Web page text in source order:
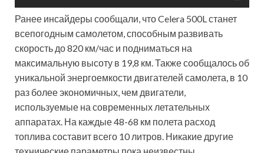
Ранее инсайдеры сообщали, что Celera 500L станет
всепогодным самолетом, способным развивать
скорость до 820 км/час и подниматься на
максимальную высоту в 19,8 км. Также сообщалось об
уникальной энергоемкости двигателей самолета, в 10
раз более экономичных, чем двигатели,
используемые на современных летательных
аппаратах. На каждые 48-68 км полета расход
топлива составит всего 10 литров. Никакие другие
технические параметры пока неизвестны.